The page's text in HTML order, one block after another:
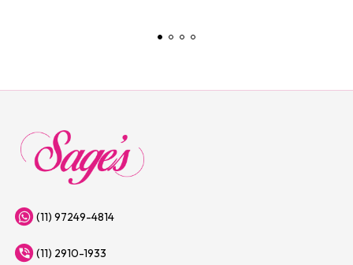
(11) 97249-4814
(11) 2910-1933